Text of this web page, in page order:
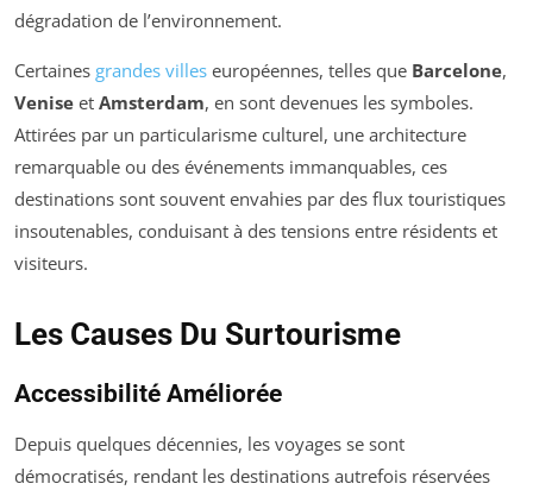
dégradation de l’environnement.
Certaines grandes villes européennes, telles que Barcelone,
Venise et Amsterdam, en sont devenues les symboles.
Attirées par un particularisme culturel, une architecture
remarquable ou des événements immanquables, ces
destinations sont souvent envahies par des flux touristiques
insoutenables, conduisant à des tensions entre résidents et
visiteurs.
Les Causes Du Surtourisme
Accessibilité Améliorée
Depuis quelques décennies, les voyages se sont
démocratisés, rendant les destinations autrefois réservées